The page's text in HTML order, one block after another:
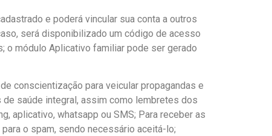
e poderá vincular sua conta a outros
será disponibilizado um código de acesso
o módulo Aplicativo familiar pode ser gerado
conscientização para veicular propagandas e
saúde integral, assim como lembretes dos
aplicativo, whatsapp ou SMS; Para receber as
o spam, sendo necessário aceitá-lo;